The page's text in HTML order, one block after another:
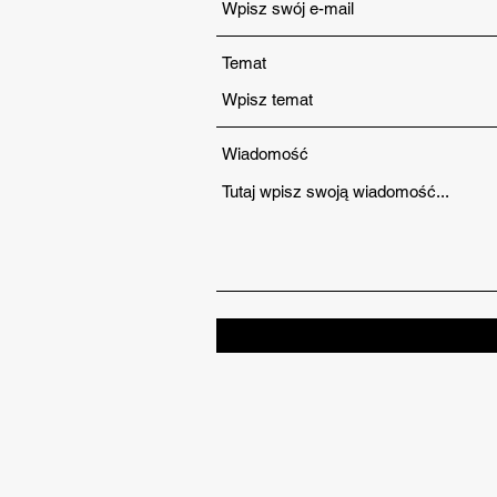
Temat
Wiadomość